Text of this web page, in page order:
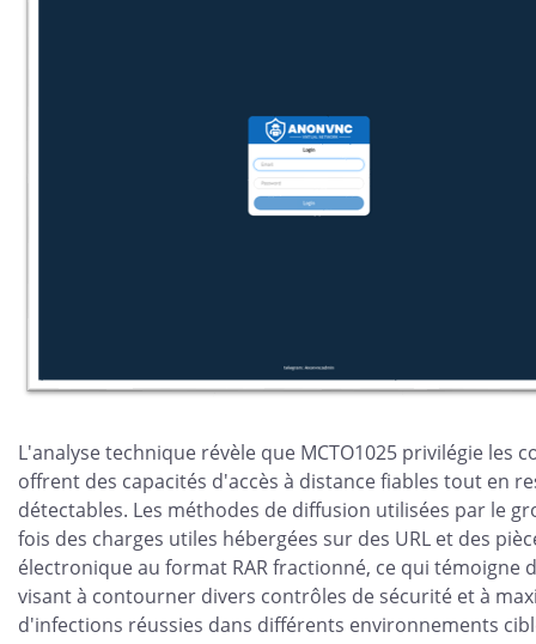
L'analyse technique révèle que MCTO1025 privilégie les
offrent des capacités d'accès à distance fiables tout en
détectables. Les méthodes de diffusion utilisées par le
fois des charges utiles hébergées sur des URL et des
électronique au format RAR fractionné, ce qui témoigne
visant à contourner divers contrôles de sécurité et à
d'infections réussies dans différents environnements